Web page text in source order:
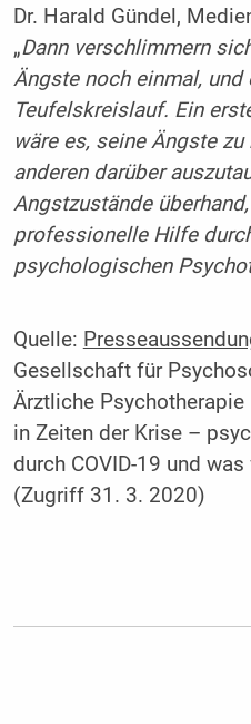
Dr. Harald Gündel,
„Dann verschlimmern
Ängste noch einmal, und
Teufelskreislauf. Ein
wäre es, seine Ängste
anderen darüber
Angstzustände
professionelle Hilfe
psychologischen
Quelle:
Gesellschaft für
Ärztliche Psychotherapie
in Zeiten der Krise –
durch COVID-19 und
(Zugriff 31. 3. 2020)